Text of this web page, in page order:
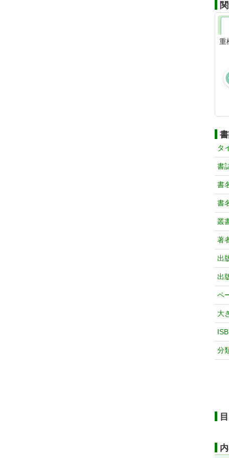
重
タ
書
書
書
叢
著
出
出
ペ
大
分